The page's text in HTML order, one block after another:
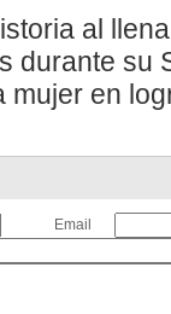
al
durante su
en
Email